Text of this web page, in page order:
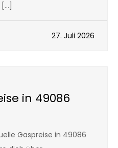
27. Juli 2026
in 49086
Gaspreise in 49086